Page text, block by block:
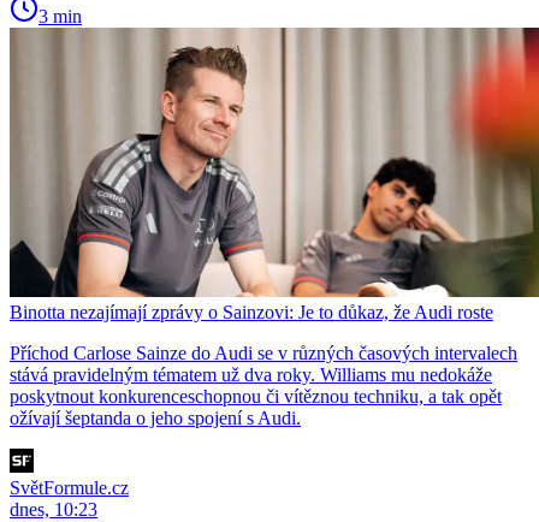
3 min
Binotta nezajímají zprávy o Sainzovi: Je to důkaz, že Audi roste
Příchod Carlose Sainze do Audi se v různých časových intervalech
stává pravidelným tématem už dva roky. Williams mu nedokáže
poskytnout konkurenceschopnou či vítěznou techniku, a tak opět
ožívají šeptanda o jeho spojení s Audi.
SvětFormule.cz
dnes, 10:23